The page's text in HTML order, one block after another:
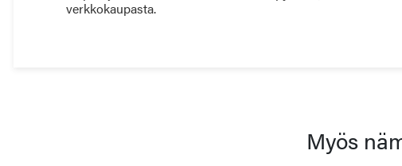
verkkokaupasta.
Myös